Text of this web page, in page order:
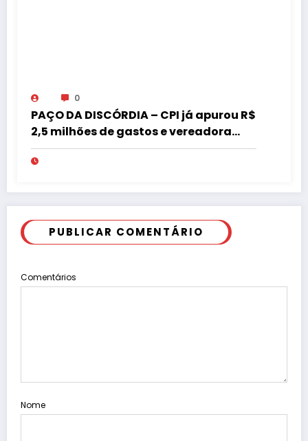
0
PAÇO DA DISCÓRDIA – CPI já apurou R$
2,5 milhões de gastos e vereadora
pede “acordo” para aprovar R$ 9,5
milhões
PUBLICAR COMENTÁRIO
Comentários
Nome